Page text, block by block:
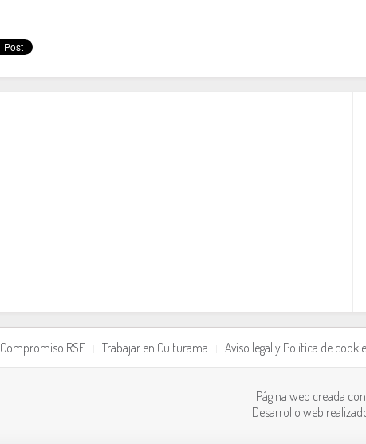
Compromiso RSE Trabajar en Culturama Aviso legal y Política de
Página web creada
Desarrollo web